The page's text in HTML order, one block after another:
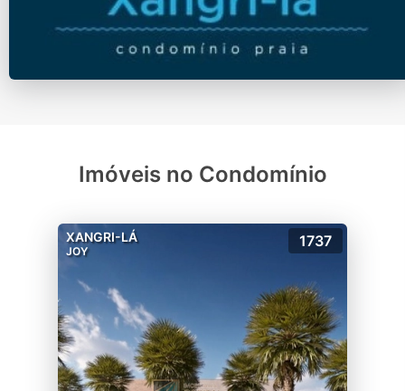
Imóveis no Condomínio
XANGRI-LÁ
JOY
1737